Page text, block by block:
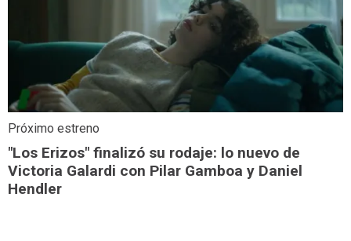
Próximo estreno
"Los Erizos" finalizó su rodaje: lo nuevo de
Victoria Galardi con Pilar Gamboa y Daniel
Hendler